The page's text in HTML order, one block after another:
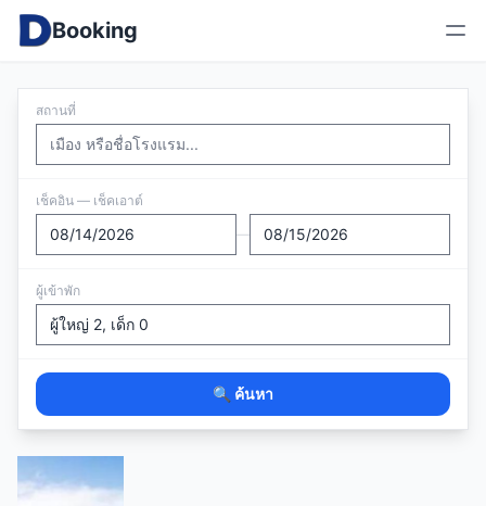
Booking
สถานที่
เช็คอิน — เช็คเอาต์
—
ผู้เข้าพัก
🔍 ค้นหา